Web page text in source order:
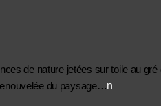
de nature jetées sur toile au
du paysage…n